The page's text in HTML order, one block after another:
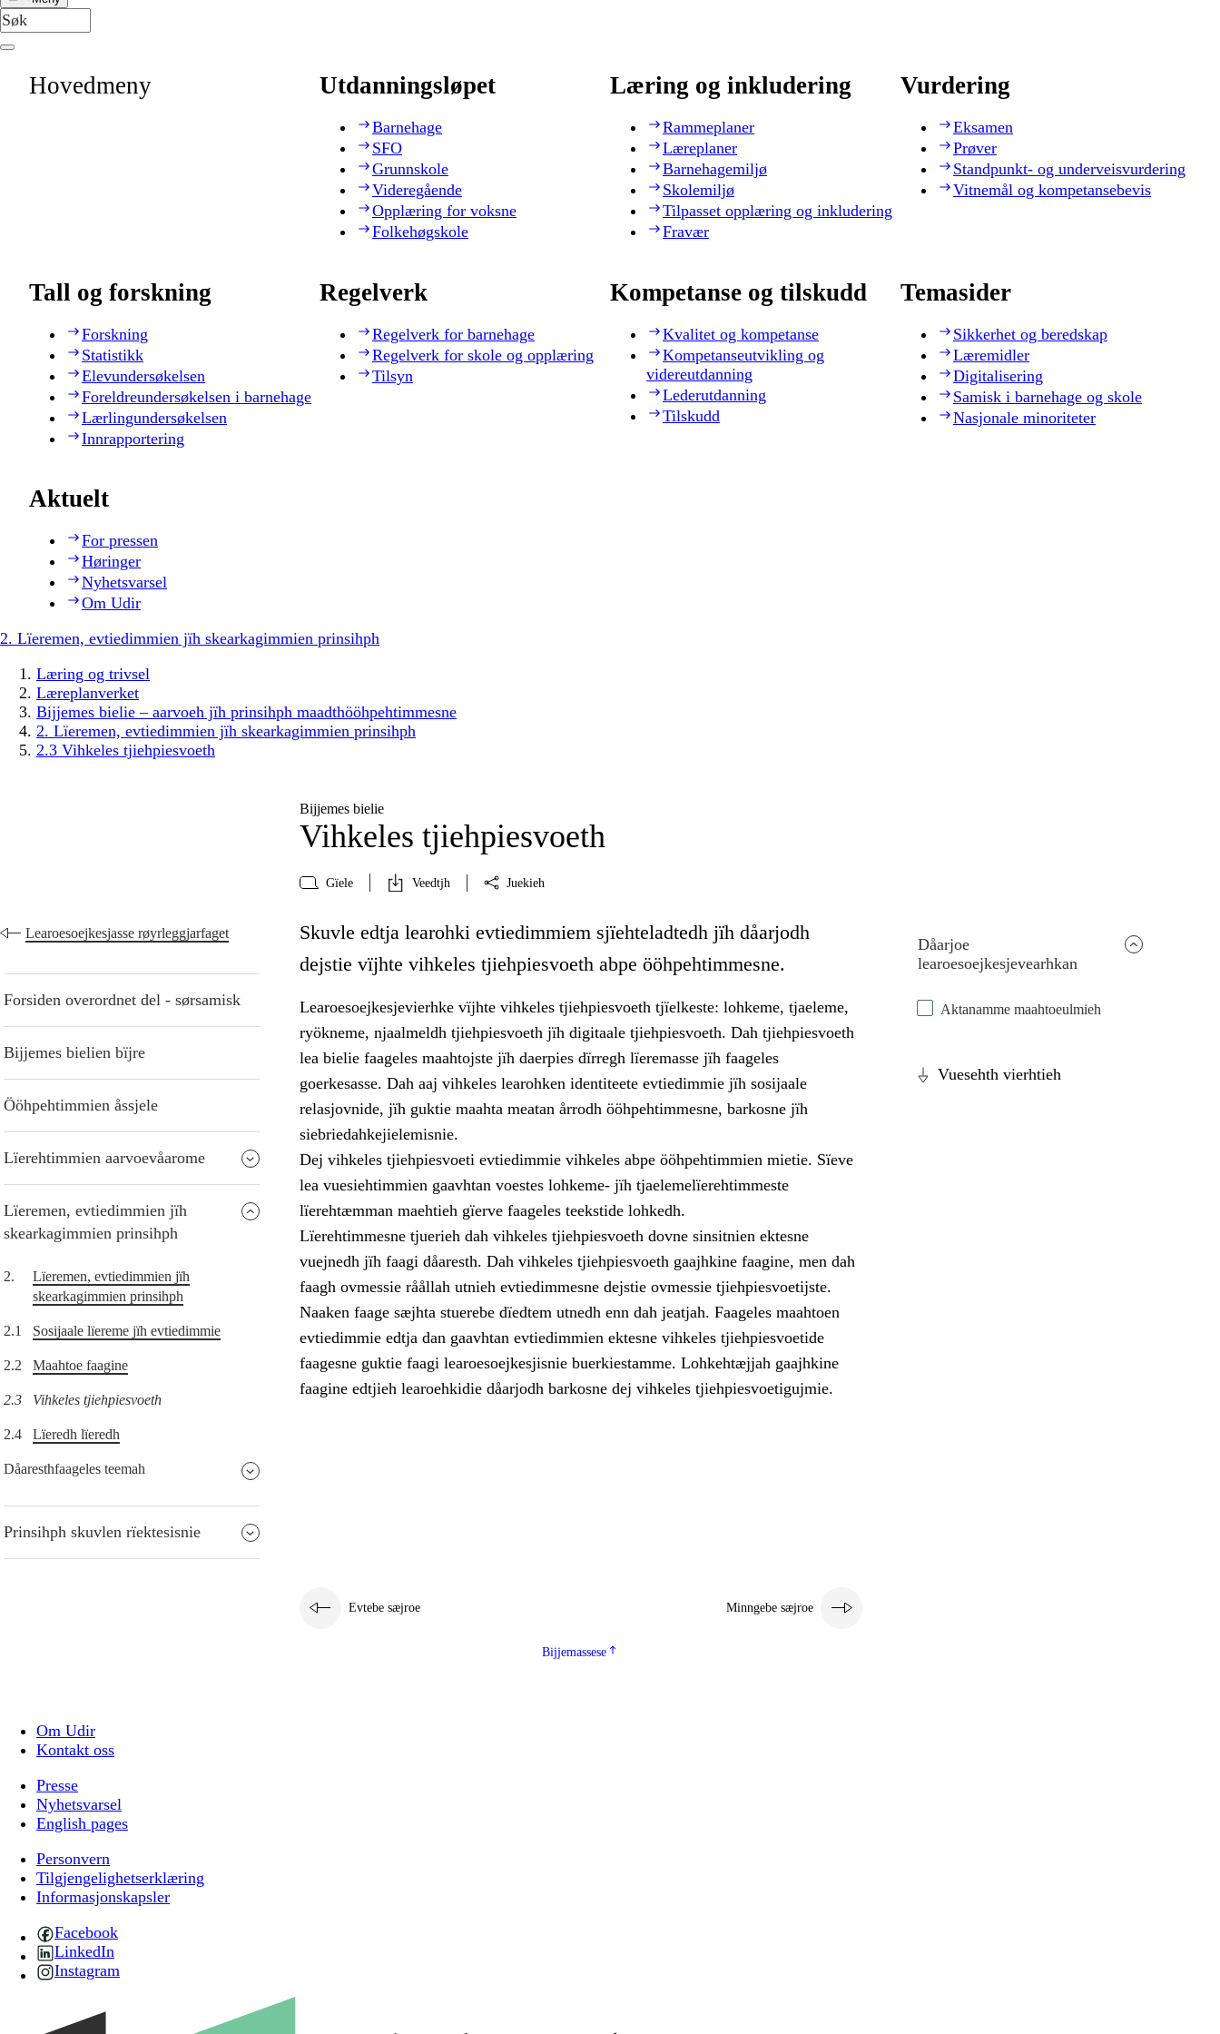
Hovedmeny Utdanningsløpet
Barnehage
SFO
Grunnskole
Videregående
Opplæring for voksne
Folkehøgskole
Læring og inkludering
Rammeplaner
Læreplaner
Barnehagemiljø
Skolemiljø
Tilpasset opplæring og inkludering
Fravær
Vurdering
Eksamen
Prøver
Standpunkt- og underveisvurdering
Vitnemål og kompetansebevis
Tall og forskning
Forskning
Statistikk
Elevundersøkelsen
Foreldreundersøkelsen i barnehage
Lærlingundersøkelsen
Innrapportering
Regelverk
Regelverk for barnehage
Regelverk for skole og opplæring
Tilsyn
Kompetanse og tilskudd
Kvalitet og kompetanse
Kompetanseutvikling og
videreutdanning
Lederutdanning
Tilskudd
Temasider
Sikkerhet og beredskap
Læremidler
Digitalisering
Samisk i barnehage og skole
Nasjonale minoriteter
Aktuelt
For pressen
Høringer
Nyhetsvarsel
Om Udir
2. Lïeremen, evtiedimmien jïh skearkagimmien prinsihph
Læring og trivsel
Læreplanverket
Bijjemes bielie – aarvoeh jïh prinsihph maadthööhpehtimmesne
2. Lïeremen, evtiedimmien jïh skearkagimmien prinsihph
2.3 Vihkeles tjiehpiesvoeth
Bijjemes bielie
Vihkeles tjiehpiesvoeth
Gïele Veedtjh Juekieh
Learoesoejkesjasse røyrleggjarfaget
Forsiden overordnet del - sørsamisk
Bijjemes bielien bïjre
Ööhpehtimmien åssjele
Lïerehtimmien aarvoevåarome
Lïeremen, evtiedimmien jïh
skearkagimmien prinsihph
2.
Lïeremen, evtiedimmien jïh
skearkagimmien prinsihph
2.1 Sosijaale lïereme jïh evtiedimmie
2.2 Maahtoe faagine
2.3 Vihkeles tjiehpiesvoeth
2.4 Lïeredh lïeredh
Dåaresthfaageles teemah
Prinsihph skuvlen rïektesisnie
Dåarjoe
learoesoejkesjevearhkan
Aktanamme maahtoeulmieh
Vuesehth vierhtieh
Skuvle edtja learohki evtiedimmiem sjïehteladtedh jïh dåarjodh
dejstie vïjhte vihkeles tjiehpiesvoeth abpe ööhpehtimmesne.
Learoesoejkesjevierhke vïjhte vihkeles tjiehpiesvoeth tjïelkeste: lohkeme, tjaeleme,
ryökneme, njaalmeldh tjiehpiesvoeth jïh digitaale tjiehpiesvoeth. Dah tjiehpiesvoeth
lea bielie faageles maahtojste jïh daerpies dïrregh lïeremasse jïh faageles
goerkesasse. Dah aaj vihkeles learohken identiteete evtiedimmie jïh sosijaale
relasjovnide, jïh guktie maahta meatan årrodh ööhpehtimmesne, barkosne jïh
siebriedahkejielemisnie.
Dej vihkeles tjiehpiesvoeti evtiedimmie vihkeles abpe ööhpehtimmien mietie. Sïeve
lea vuesiehtimmien gaavhtan voestes lohkeme- jïh tjaelemelïerehtimmeste
lïerehtæmman maehtieh gïerve faageles teekstide lohkedh.
Lïerehtimmesne tjuerieh dah vihkeles tjiehpiesvoeth dovne sinsitnien ektesne
vuejnedh jïh faagi dåaresth. Dah vihkeles tjiehpiesvoeth gaajhkine faagine, men dah
faagh ovmessie råållah utnieh evtiedimmesne dejstie ovmessie tjiehpiesvoetijste.
Naaken faage sæjhta stuerebe dïedtem utnedh enn dah jeatjah. Faageles maahtoen
evtiedimmie edtja dan gaavhtan evtiedimmien ektesne vihkeles tjiehpiesvoetide
faagesne guktie faagi learoesoejkesjisnie buerkiestamme. Lohkehtæjjah gaajhkine
faagine edtjieh learoehkidie dåarjodh barkosne dej vihkeles tjiehpiesvoetigujmie.
Evtebe sæjroe Minngebe sæjroe
Bijjemassese
Om Udir
Kontakt oss
Presse
Nyhetsvarsel
English pages
Personvern
Tilgjengelighetserklæring
Informasjonskapsler
Facebook
LinkedIn
Instagram